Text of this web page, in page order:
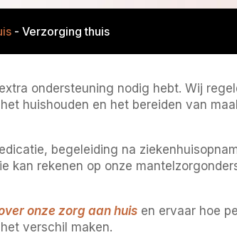
- Verzorging thuis
ondersteuning nodig hebt. Wij
huishouden en het bereiden van
begeleiding na
kan rekenen op onze
onze zorg aan huis en ervaar hoe
verschil maken.